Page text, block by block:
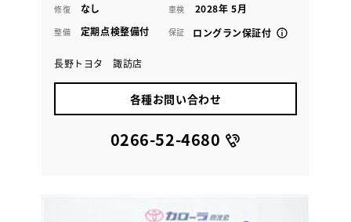
修復 なし 車検 2028年 5月
整備 定期点検整備付 保証 ロングラン保証付
長野トヨタ 諏訪店
各種お問い合わせ
0266-52-4680